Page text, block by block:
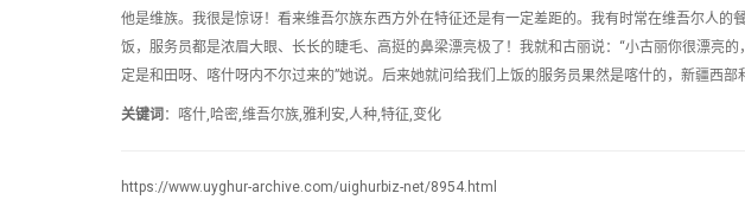
他是维族。我很是惊讶！看来维吾尔族东西方外在特征还是有一定差距的。我有时常在维吾尔人的
饭，服务员都是浓眉大眼、长长的睫毛、高挺的鼻梁漂亮极了！我就和古丽说：“小古丽你很漂亮
定是和田呀、喀什呀内不尔过来的”她说。后来她就问给我们上饭的服务员果然是喀什的，新疆西部
关键词 ：喀什,哈密,维吾尔族,雅利安,人种,特征,变化
https://www.uyghur-archive.com/uighurbiz-net/8954.html